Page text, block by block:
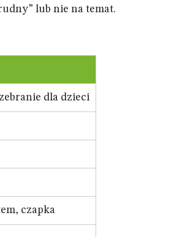
lub nie na temat.
dla dzieci
czapka